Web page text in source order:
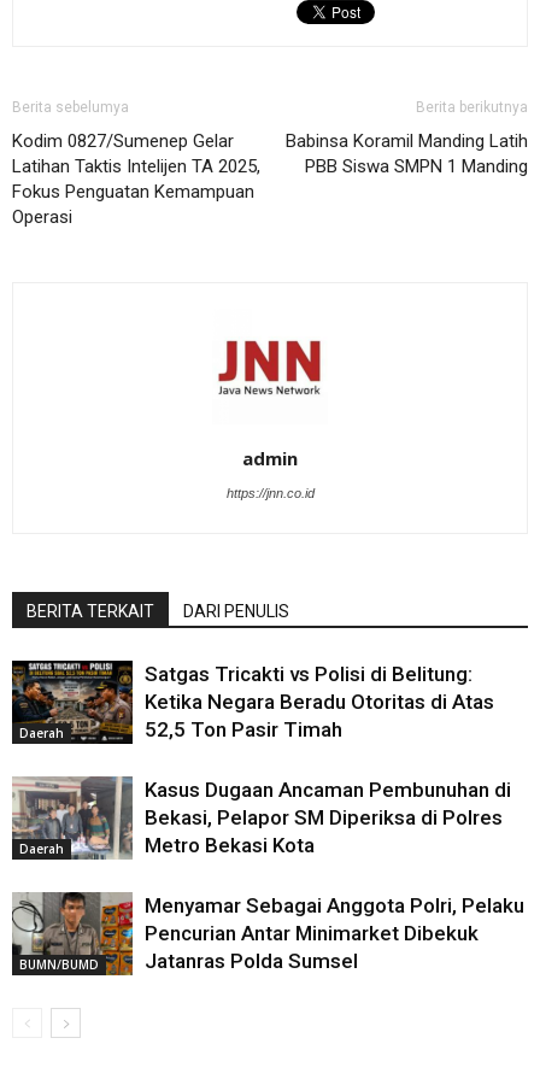
Berita sebelumya
Kodim 0827/Sumenep Gelar
Latihan Taktis Intelijen TA 2025,
Fokus Penguatan Kemampuan
Operasi
Berita berikutnya
Babinsa Koramil Manding Latih
PBB Siswa SMPN 1 Manding
admin
https://jnn.co.id
BERITA TERKAIT DARI PENULIS
Daerah
Satgas Tricakti vs Polisi di Belitung:
Ketika Negara Beradu Otoritas di Atas
52,5 Ton Pasir Timah
Daerah
Kasus Dugaan Ancaman Pembunuhan di
Bekasi, Pelapor SM Diperiksa di Polres
Metro Bekasi Kota
BUMN/BUMD
Menyamar Sebagai Anggota Polri, Pelaku
Pencurian Antar Minimarket Dibekuk
Jatanras Polda Sumsel